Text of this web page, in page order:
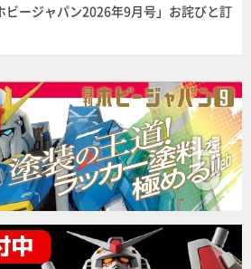
ビージャパン2026年9月号」お詫びと訂